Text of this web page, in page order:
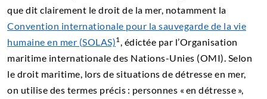
que dit clairement le droit de la mer, notamment la
Convention internationale pour la sauvegarde de la vie
humaine en mer (SOLAS)1, édictée par l’Organisation
maritime internationale des Nations-Unies (OMI). Selon
le droit maritime, lors de situations de détresse en mer,
on utilise des termes précis : personnes « en détresse »,